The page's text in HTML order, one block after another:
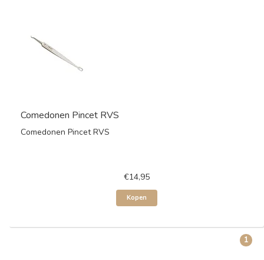
Comedonen Pincet RVS
Comedonen Pincet RVS
€14,95
Kopen
1